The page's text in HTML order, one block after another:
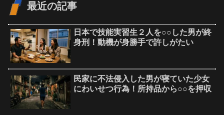
最近の記事
日本で技能実習生２人を○○した男が終
身刑！動機が身勝手で許しがたい
民家に不法侵入した男が寝ていた少女
にわいせつ行為！所持品から○○を押収